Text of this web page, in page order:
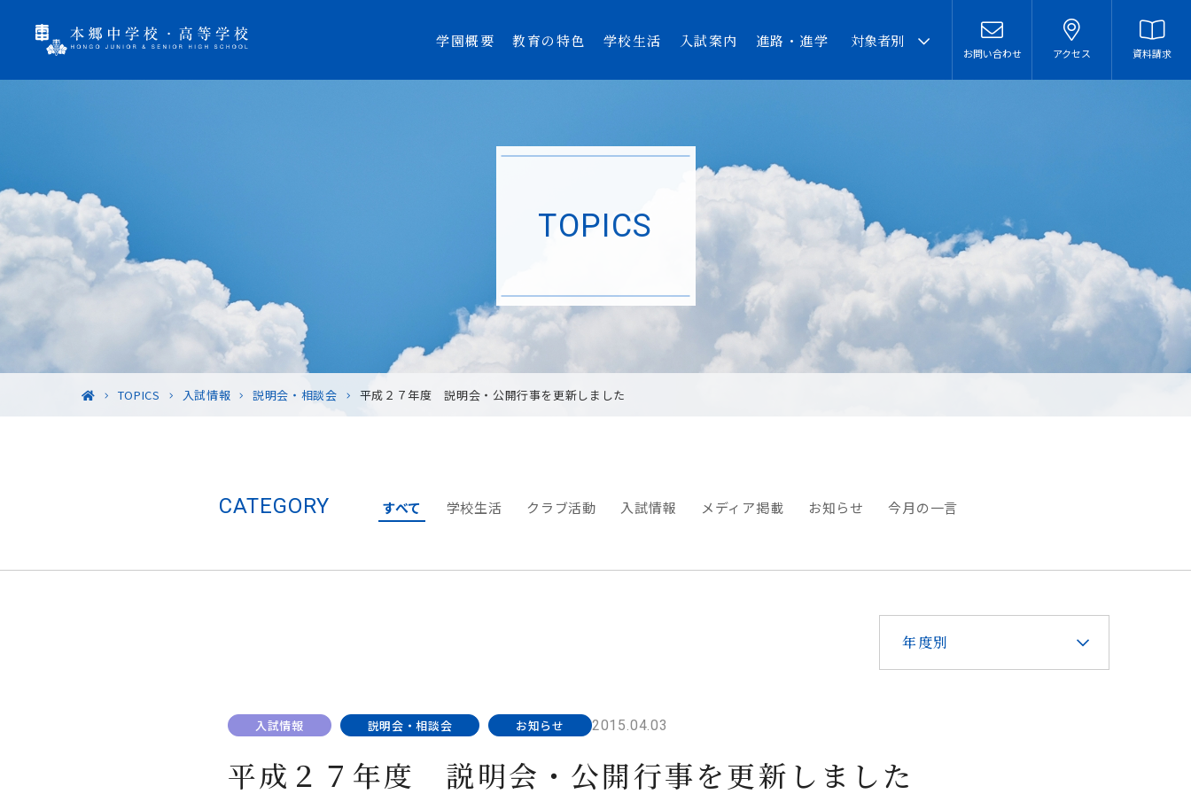
学園概要 教育の特色 学校生活 入試案内 進路・進学 対象者別
在校生・保護者の皆様へ
本校での勤務を希望される
方へ
お問い合わせ アクセス 資料請求
TOPICS
TOPICS 入試情報 説明会・相談会 平成２７年度 説明会・公開行事を更新しました
CATEGORY すべて 学校生活 クラブ活動 入試情報 メディア掲載 お知らせ 今月の一言
年度別
入試情報 説明会・相談会 お知らせ 2015.04.03
平成２７年度 説明会・公開行事を更新しました